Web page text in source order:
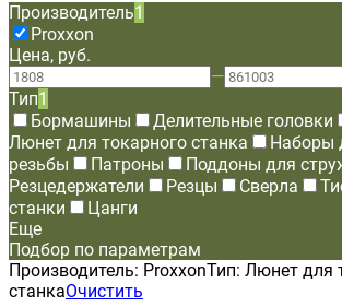
Производитель1
Proxxon
Цена, руб.
—
Тип1
Бормашины
Делительные головки
Люнет для токарного станка
Наборы
резьбы
Патроны
Поддоны для
Резцедержатели
Резцы Сверла
станки
Цанги
Еще
Подбор по параметрам
Производитель: ProxxonТип: Люнет для
станкаОчистить